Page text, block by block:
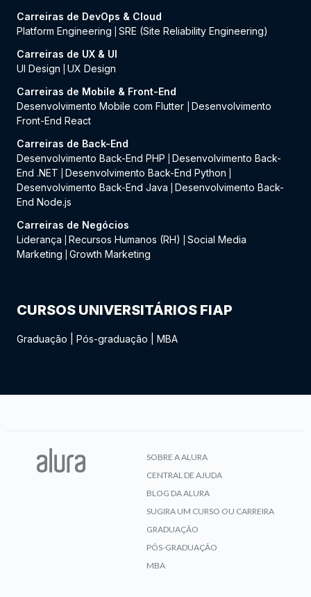
Carreiras de DevOps & Cloud
Platform Engineering
SRE (Site Reliability Engineering)
Carreiras de UX & UI
UI Design
UX Design
Carreiras de Mobile & Front-End
Desenvolvimento Mobile com Flutter
Desenvolvimento
Front-End React
Carreiras de Back-End
Desenvolvimento Back-End PHP
Desenvolvimento Back-
End .NET
Desenvolvimento Back-End Python
Desenvolvimento Back-End Java
Desenvolvimento Back-
End Node.js
Carreiras de Negócios
Liderança
Recursos Humanos (RH)
Social Media
Marketing
Growth Marketing
CURSOS UNIVERSITÁRIOS FIAP
Graduação Pós-graduação MBA
SOBRE A ALURA
CENTRAL DE AJUDA
BLOG DA ALURA
SUGIRA UM CURSO OU CARREIRA
GRADUAÇÃO
PÓS-GRADUAÇÃO
MBA